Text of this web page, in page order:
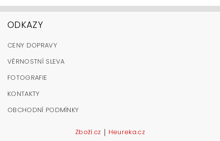
ODKAZY
CENY DOPRAVY
VĚRNOSTNÍ SLEVA
FOTOGRAFIE
KONTAKTY
OBCHODNÍ PODMÍNKY
Zboží.cz | Heureka.cz